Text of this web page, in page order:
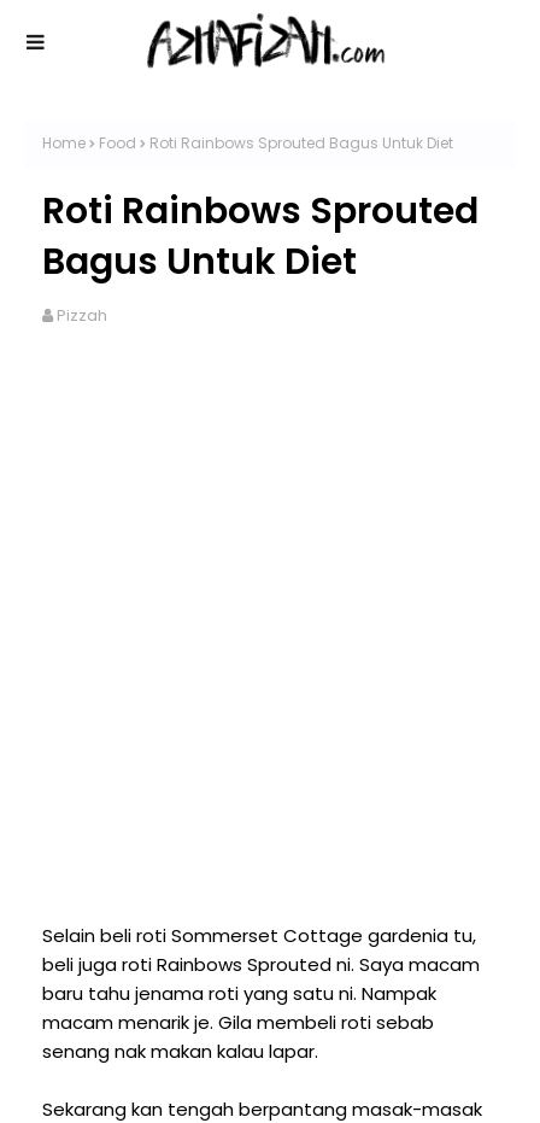
Home Food Roti Rainbows Sprouted Bagus Untuk Diet
Roti Rainbows Sprouted
Bagus Untuk Diet
Pizzah
Selain beli roti Sommerset Cottage gardenia tu,
beli juga roti Rainbows Sprouted ni. Saya macam
baru tahu jenama roti yang satu ni. Nampak
macam menarik je. Gila membeli roti sebab
senang nak makan kalau lapar.
Sekarang kan tengah berpantang masak-masak